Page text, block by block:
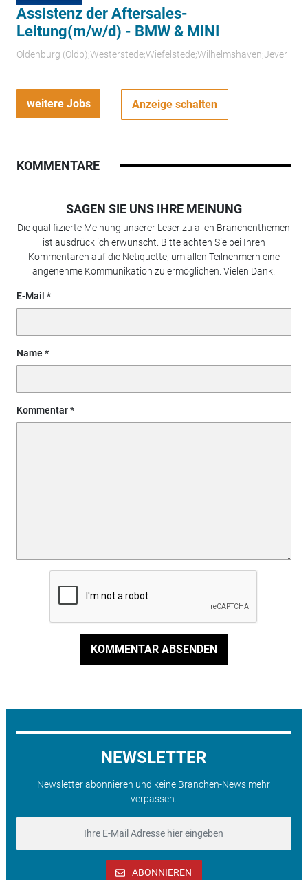
Assistenz der Aftersales-
Leitung(m/w/d) - BMW & MINI
Oldenburg (Oldb);Westerstede;Wiefelstede;Wilhelmshaven;Jever
weitere Jobs Anzeige schalten
KOMMENTARE
SAGEN SIE UNS IHRE MEINUNG
Die qualifizierte Meinung unserer Leser zu allen Branchenthemen
ist ausdrücklich erwünscht. Bitte achten Sie bei Ihren
Kommentaren auf die Netiquette, um allen Teilnehmern eine
angenehme Kommunikation zu ermöglichen. Vielen Dank!
E-Mail
Name
Kommentar
KOMMENTAR ABSENDEN
NEWSLETTER
Newsletter abonnieren und keine Branchen-News mehr
verpassen.
ABONNIEREN